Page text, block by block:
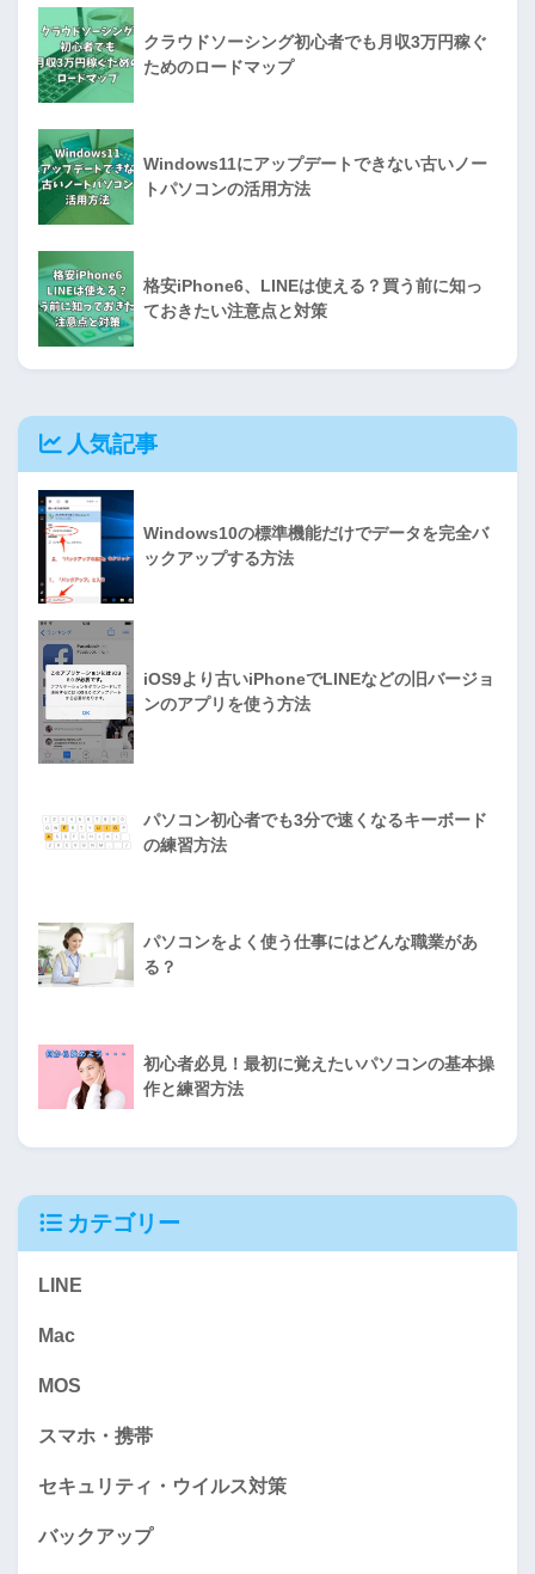
クラウドソーシング初心者でも月収3万円稼ぐ
ためのロードマップ
Windows11にアップデートできない古いノー
トパソコンの活用方法
格安iPhone6、LINEは使える？買う前に知っ
ておきたい注意点と対策
人気記事
Windows10の標準機能だけでデータを完全バ
ックアップする方法
iOS9より古いiPhoneでLINEなどの旧バージョ
ンのアプリを使う方法
パソコン初心者でも3分で速くなるキーボード
の練習方法
パソコンをよく使う仕事にはどんな職業があ
る？
初心者必見！最初に覚えたいパソコンの基本操
作と練習方法
カテゴリー
LINE
Mac
MOS
スマホ・携帯
セキュリティ・ウイルス対策
バックアップ